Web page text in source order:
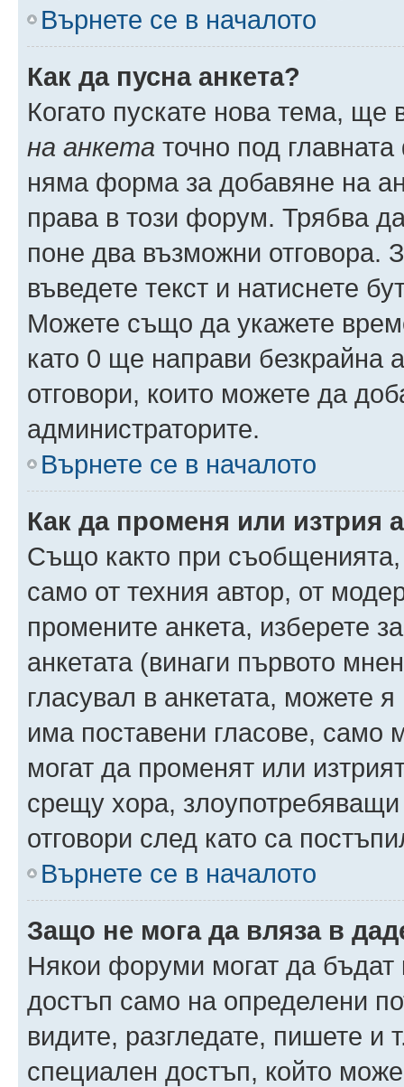
Върнете се в началото
Как да пусна анкета?
Когато пускате нова тема,
на анкета точно под
няма форма за добавяне на
права в този форум. Трябва
поне два възможни отговора.
въведете текст и натиснете
Можете също да укажете
като 0 ще направи безкрайна
отговори, които можете да
администраторите.
Върнете се в началото
Как да променя или изтрия
Също както при съобщенията,
само от техния автор, от
промените анкета, изберете
анкетата (винаги първото
гласувал в анкетата, можете
има поставени гласове, само
могат да променят или
срещу хора,
отговори след като са
Върнете се в началото
Защо не мога да вляза в
Някои форуми могат да бъдат
достъп само на определени
видите, разгледате, пишете
специален достъп, който